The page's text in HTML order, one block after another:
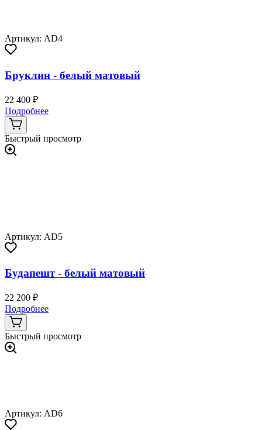
Артикул: AD4
Бруклин - белый матовый
22 400 ₽
Подробнее
Быстрый просмотр
Артикул: AD5
Будапешт - белый матовый
22 200 ₽
Подробнее
Быстрый просмотр
Артикул: AD6